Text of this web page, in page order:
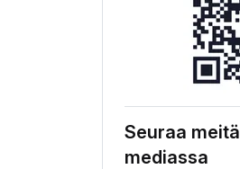
Seuraa
mediassa